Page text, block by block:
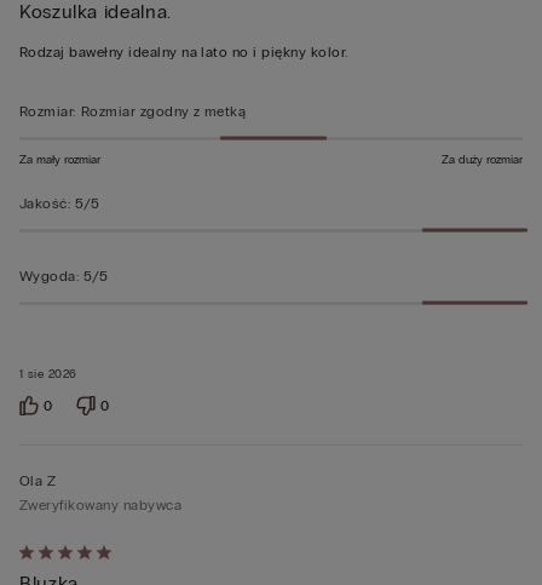
5
z
1 sie 2026
Koszulka idealna.
Rodzaj bawełny idealny na lato no i piękny kolor.
Rozmiar: Rozmiar zgodny z metką
Za mały rozmiar Za duży rozmiar
Jakość: 5/5
Wygoda: 5/5
0 0
Ocena
Ola Z
Zweryfikowany nabywca